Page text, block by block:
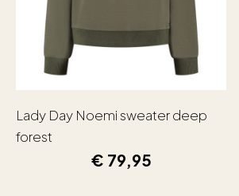
Lady Day Noemi sweater deep
forest
€ 79,95